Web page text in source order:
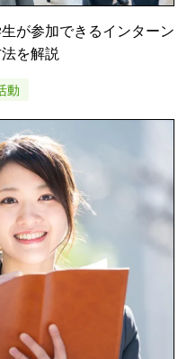
が参加できるインターン
を解説
動